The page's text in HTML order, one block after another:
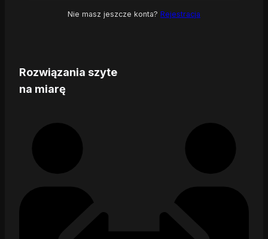
Rozwiązania szyte
na miarę
Nie masz jeszcze konta? Rejestracja